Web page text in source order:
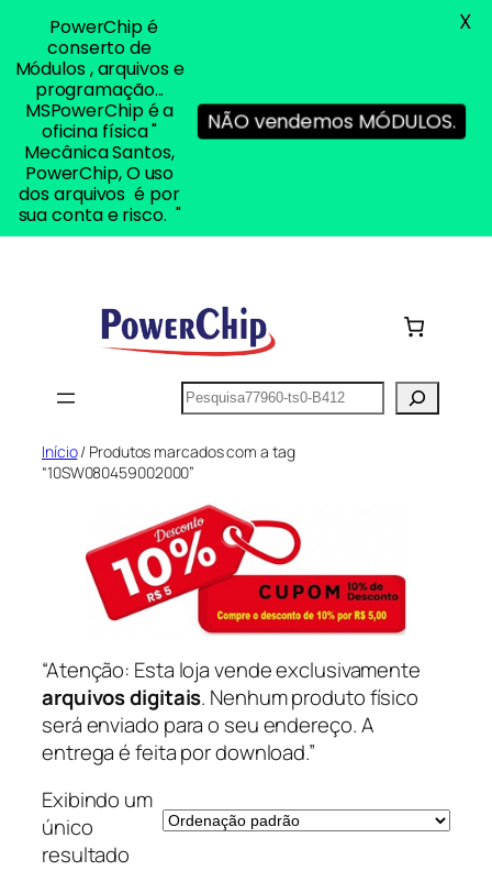
Pesquisar
Início/ Produtos marcados com a tag
“10SW080459002000”
“Atenção: Esta loja vende exclusivamente
arquivos digitais. Nenhum produto físico
será enviado para o seu endereço. A
entrega é feita por download.”
Exibindo um
único
resultado
PowerChip é
conserto de
Módulos , arquivos e
programação...
MSPowerChip é a
oficina física "
Mecânica Santos,
PowerChip, O uso
dos arquivos é por
sua conta e risco. "
NÃO vendemos MÓDULOS.
X